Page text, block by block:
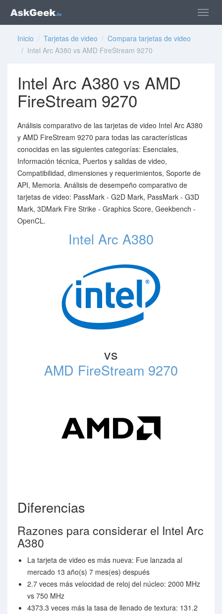
Inicio / Tarjetas de video / Compara tarjetas de video
/ Intel Arc A380 vs AMD FireStream 9270
Intel Arc A380 vs AMD
FireStream 9270
Análisis comparativo de las tarjetas de video Intel Arc A380
y AMD FireStream 9270 para todas las características
conocidas en las siguientes categorías: Esenciales,
Información técnica, Puertos y salidas de video,
Compatibilidad, dimensiones y requerimientos, Soporte de
API, Memoria. Análisis de desempeño comparativo de
tarjetas de video: PassMark - G2D Mark, PassMark - G3D
Mark, 3DMark Fire Strike - Graphics Score, Geekbench -
OpenCL.
Intel Arc A380
vs
AMD FireStream 9270
Diferencias
Razones para considerar el Intel Arc
A380
La tarjeta de video es más nueva: Fue lanzada al
mercado 13 año(s) 7 mes(es) después
2.7 veces más velocidad de reloj del núcleo: 2000 MHz
vs 750 MHz
4373.3 veces más la tasa de llenado de textura: 131.2